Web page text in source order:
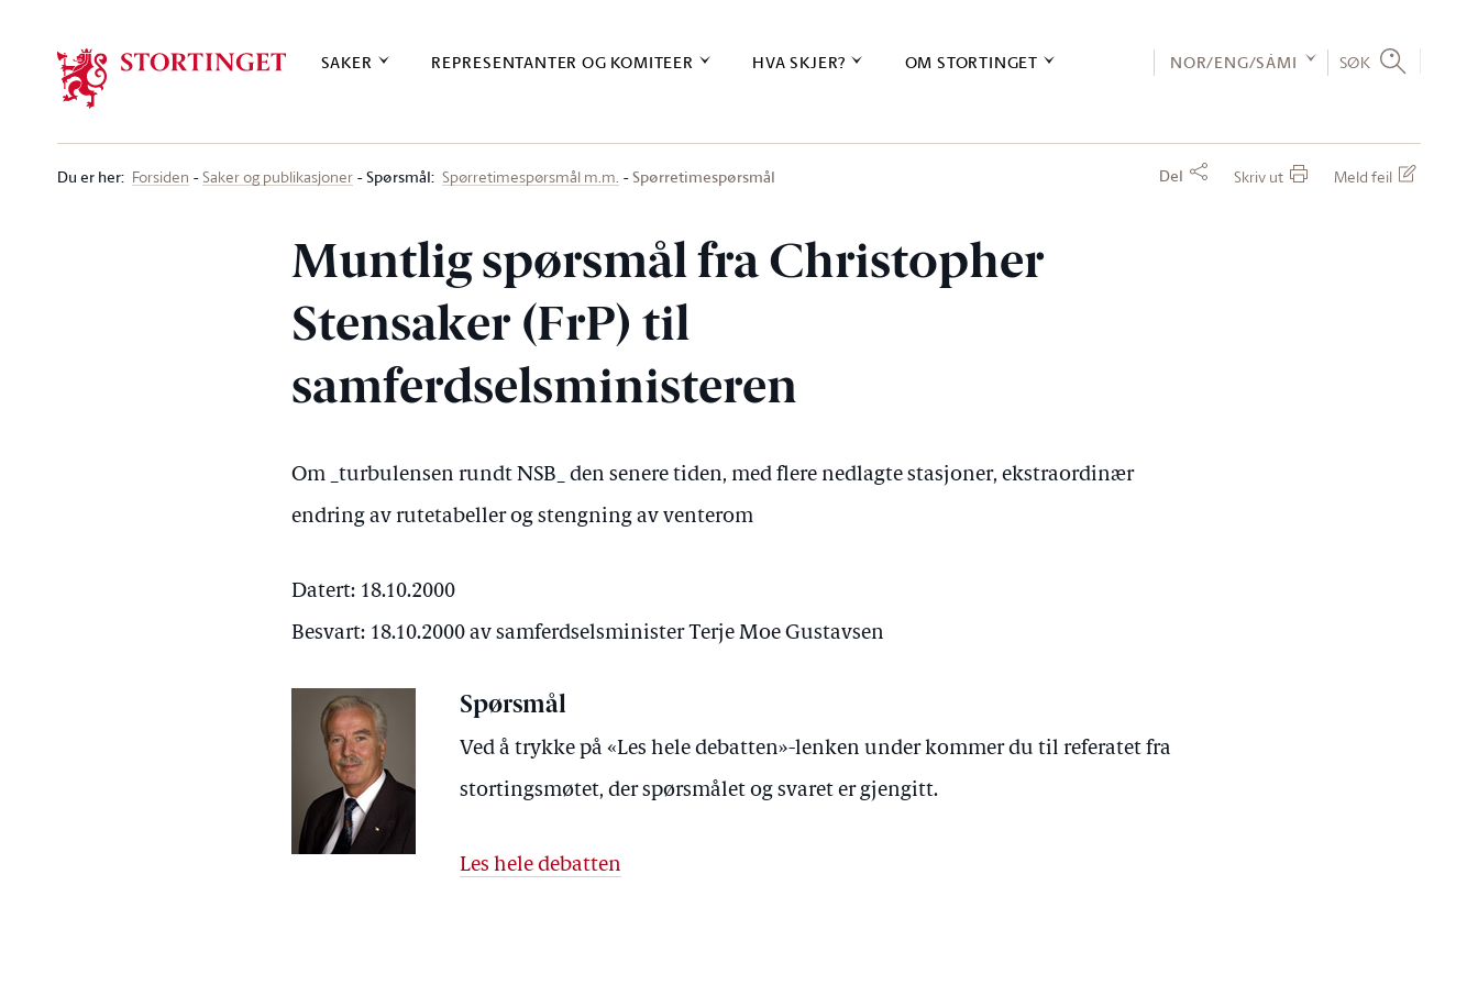
SAKER REPRESENTANTER OG KOMITEER HVA SKJER? OM STORTINGET NOR/ENG/SÁMI SØK
Du er her: Forsiden Saker og publikasjoner Spørsmål: Spørretimespørsmål m.m. Spørretimespørsmål Del Skriv ut Meld feil
Muntlig spørsmål fra Christopher
Stensaker (FrP) til
samferdselsministeren
Om _turbulensen rundt NSB_ den senere tiden, med flere nedlagte stasjoner, ekstraordinær
endring av rutetabeller og stengning av venterom
Datert: 18.10.2000
Besvart: 18.10.2000 av samferdselsminister Terje Moe Gustavsen
Spørsmål
Ved å trykke på «Les hele debatten»-lenken under kommer du til referatet fra
stortingsmøtet, der spørsmålet og svaret er gjengitt.
Les hele debatten